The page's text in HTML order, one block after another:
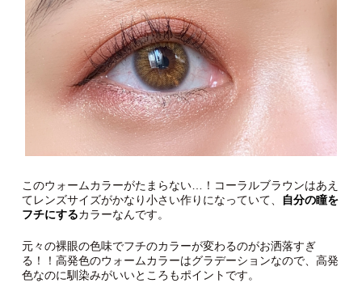
宮脇咲良さんイメージモデルのモラクより、瞳をトーンアップ
してくれるコーラルブラウンをご紹介！スタッフ達の間でも人
気の高いカラーです。